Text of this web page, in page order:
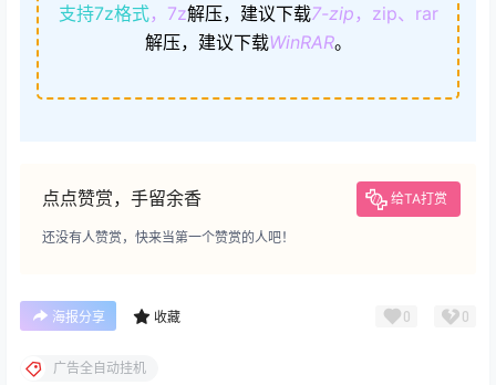
支持7z格式，7z解压，建议下载7-zip ，zip、rar
解压，建议下载WinRAR。
点点赞赏，手留余香 给TA打赏
还没有人赞赏，快来当第一个赞赏的人吧！
海报分享 收藏 0 0
广告全自动挂机